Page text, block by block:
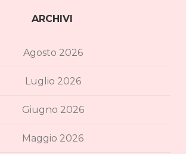
ARCHIVI
Agosto 2026
Luglio 2026
Giugno 2026
Maggio 2026